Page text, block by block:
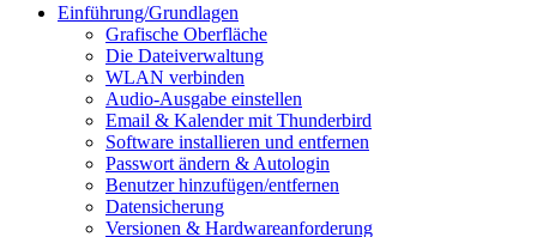
Einführung/Grundlagen
Grafische Oberfläche
Die Dateiverwaltung
WLAN verbinden
Audio-Ausgabe einstellen
Email & Kalender mit Thunderbird
Software installieren und entfernen
Passwort ändern & Autologin
Benutzer hinzufügen/entfernen
Datensicherung
Versionen & Hardwareanforderung